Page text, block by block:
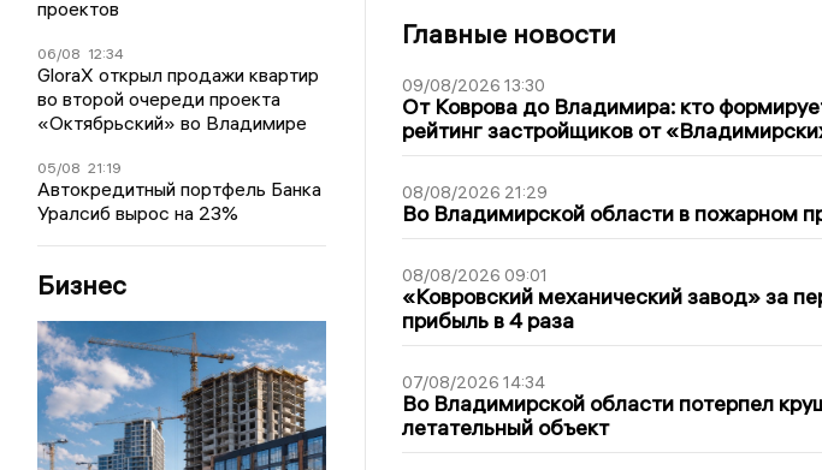
проектов
06/08 12:34
GloraX открыл продажи квартир
во второй очереди проекта
«Октябрьский» во Владимире
05/08 21:19
Автокредитный портфель Банка
Уралсиб вырос на 23%
Бизнес
Главные новости
09/08/2026 13:30
От Коврова до Владимира: кто
рейтинг застройщиков от
08/08/2026 21:29
Во Владимирской области в пожарном
08/08/2026 09:01
«Ковровский механический завод» за
прибыль в 4 раза
07/08/2026 14:34
Во Владимирской области потерпел
летательный объект